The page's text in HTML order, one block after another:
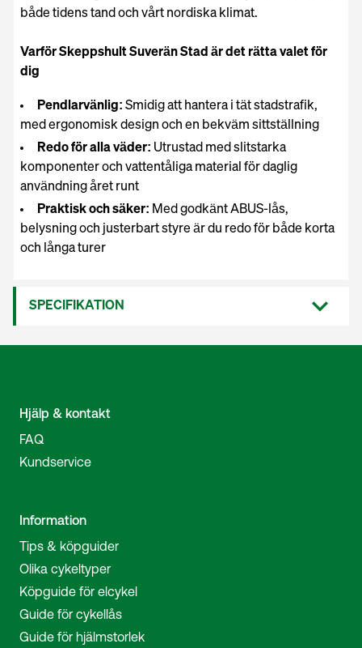
både tidens tand och vårt nordiska klimat.
Varför Skeppshult Suverän Stad är det rätta valet för
dig
Pendlarvänlig: Smidig att hantera i tät stadstrafik,
med ergonomisk design och en bekväm sittställning
Redo för alla väder: Utrustad med slitstarka
komponenter och vattentåliga material för daglig
användning året runt
Praktisk och säker: Med godkänt ABUS-lås,
belysning och justerbart styre är du redo för både korta
och långa turer
SPECIFIKATION
Hjälp & kontakt
FAQ
Kundservice
Information
Tips & köpguider
Olika cykeltyper
Köpguide för elcykel
Guide för cykellås
Guide för hjälmstorlek